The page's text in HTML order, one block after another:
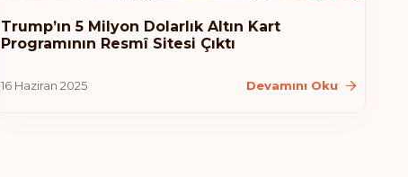
Çek Cumhuriyeti
Polonya
Trump’ın 5 Milyon Dolarlık Altın Kart
Programının Resmî Sitesi Çıktı
16 Haziran 2025 Devamını Oku